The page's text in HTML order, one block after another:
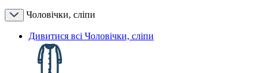
Чоловічки, сліпи
Дивитися всі Чоловічки, сліпи